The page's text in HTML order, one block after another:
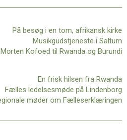
På besøg i en tom, afrikansk kirke
Musikgudstjeneste i Saltum
Morten Kofoed til Rwanda og Burundi
En frisk hilsen fra Rwanda
Fælles ledelsesmøde på Lindenborg
møder om Fælleserklæringen